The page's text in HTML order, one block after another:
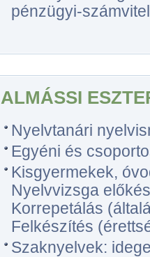
pénzügyi-
ALMÁSSI
Nyelvtanári
Egyéni és
Kisgyermekek,
Nyelvvizsga
Korrepetálás
Felkészítés
Szaknyelvek: